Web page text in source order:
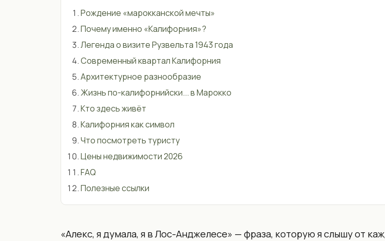
Рождение «марокканской мечты»
Почему именно «Калифорния»?
Легенда о визите Рузвельта 1943 года
Современный квартал Калифорния
Архитектурное разнообразие
Жизнь по-калифорнийски... в Марокко
Кто здесь живёт
Калифорния как символ
Что посмотреть туристу
Цены недвижимости 2026
FAQ
Полезные ссылки
«Алекс, я думала, я в Лос-Анджелесе» — фраза, которую я слышу от